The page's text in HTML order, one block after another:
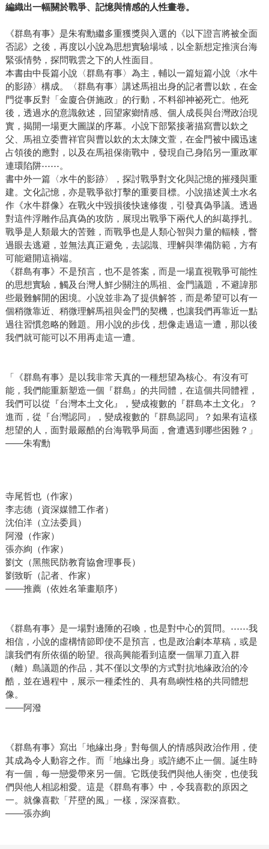
編織出一幅關於戰爭、記憶與情感的人性畫卷。
《群島有事》是朱宥勳繼多重獲獎與入選的《以下證言將被全面
否認》之後，再度以小說為思想實驗場域，以全新想定推演台海
緊張情勢，探問戰雲之下的人性面目。
本書由中長篇小說〈群島有事〉為主，輔以一篇短篇小說〈水牛
的影跡〉構成。〈群島有事〉講述馬祖出身的記者曹以欽，在金
門從事反對「金廈合併施政」的行動，不料卻神祕死亡。他死
後，透過水的意識敘述，回望家鄉情感、個人成長與台灣政治現
實，揭開一場更大圖謀的序幕。小說下部緊接著描寫曹以欽之
父、馬祖立委曹祥官與曹以欽的太太陳文萱，在金門被中國迅速
占領後的應對，以及在馬祖保衛戰中，發現自己身陷另一重政軍
連環陷阱⋯⋯。
書中外一篇〈水牛的影跡〉，探討戰爭對文化與記憶的摧殘與重
建。文化記憶，亦是戰爭欲打擊的重要目標。小說描述黃土水名
作《水牛群像》在戰火中毀損後快速修復，引發真偽爭議。透過
對這件浮雕作品真偽的攻防，展現出戰爭下兩代人的糾葛掙扎。
戰爭是人類最大的苦難，而戰爭也是人類心智與力量的輻輳，瞥
過眼去逃避，並無法真正避免，去認識、理解與準備防範，方有
可能避開這禍端。
《群島有事》不是預言，也不是答案，而是一場直視戰爭可能性
的思想實驗，觸及台灣人鮮少關注的馬祖、金門議題，不避諱那
些最難解開的困境。小說並非為了提供解答，而是希望可以有一
個稍微靠近、稍微理解馬祖與金門的契機，也讓我們再靠近一點
過往習慣忽略的難題。用小說的步伐，想像走過這一遭，那以後
我們就可能可以不用再走這一遭。
「《群島有事》是以我非常天真的一種想望為核心。有沒有可
能，我們能重新塑造一個『群島』的共同體，在這個共同體裡，
我們可以從『台灣本土文化』，變成複數的『群島本土文化』？
進而，從『台灣認同』，變成複數的『群島認同』？如果有這樣
想望的人，面對最嚴酷的台海戰爭局面，會遭遇到哪些困難？」
——朱宥勳
寺尾哲也（作家）
李志德（資深媒體工作者）
沈伯洋（立法委員）
阿潑（作家）
張亦絢（作家）
劉文（黑熊民防教育協會理事長）
劉致昕（記者、作家）
——推薦（依姓名筆畫順序）
《群島有事》是一場對邊陲的召喚，也是對中心的質問。⋯⋯我
相信，小說的虛構情節即使不是預言，也是政治劇本草稿，或是
讓我們有所依循的盼望。很高興能看到這麼一個單刀直入群
（離）島議題的作品，其不僅以文學的方式對抗地緣政治的冷
酷，並在過程中，展示一種柔性的、具有島嶼性格的共同體想
像。
——阿潑
《群島有事》寫出「地緣出身」對每個人的情感與政治作用，使
其成為令人動容之作。而「地緣出身」或許總不止一個。誕生時
有一個，每一戀愛帶來另一個。它既使我們與他人衝突，也使我
們與他人相認相愛。這是《群島有事》中，令我喜歡的原因之
一。就像喜歡「芹壁的風」一樣，深深喜歡。
——張亦絢